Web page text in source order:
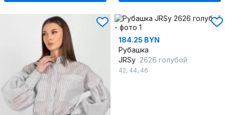
184.25 BYN
Рубашка
JRSy 2626 голубой
42, 44, 46